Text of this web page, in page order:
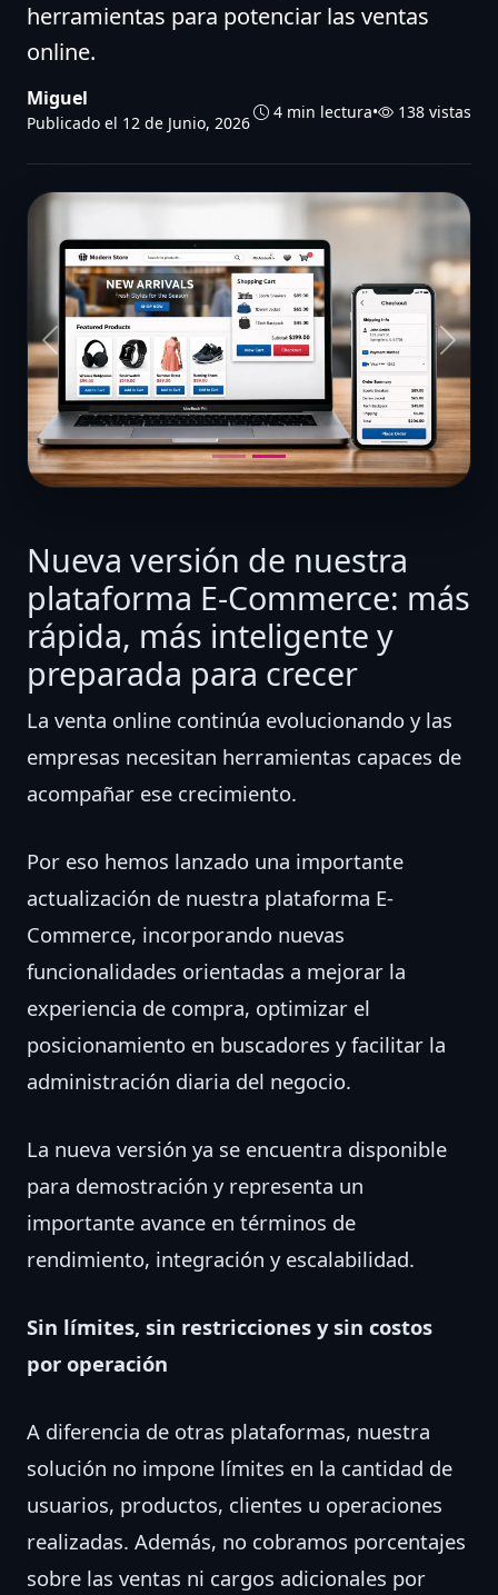
herramientas para potenciar las ventas
online.
Miguel
Publicado el 12 de Junio, 2026
4 min lectura• 138 vistas
Anterior
Nueva versión de nuestra
plataforma E-Commerce: más
rápida, más inteligente y
preparada para crecer
La venta online continúa evolucionando y las
empresas necesitan herramientas capaces de
acompañar ese crecimiento.
Por eso hemos lanzado una importante
actualización de nuestra plataforma E-
Commerce, incorporando nuevas
funcionalidades orientadas a mejorar la
experiencia de compra, optimizar el
posicionamiento en buscadores y facilitar la
administración diaria del negocio.
La nueva versión ya se encuentra disponible
para demostración y representa un
importante avance en términos de
rendimiento, integración y escalabilidad.
Sin límites, sin restricciones y sin costos
por operación
A diferencia de otras plataformas, nuestra
solución no impone límites en la cantidad de
usuarios, productos, clientes u operaciones
realizadas. Además, no cobramos porcentajes
sobre las ventas ni cargos adicionales por